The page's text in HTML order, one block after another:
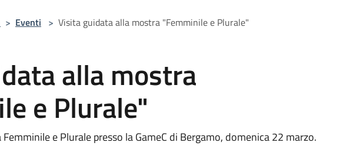
> Eventi > Visita guidata alla mostra "Femminile e Plurale"
alla mostra
e Plurale"
e Plurale presso la GameC di Bergamo, domenica 22 marzo.